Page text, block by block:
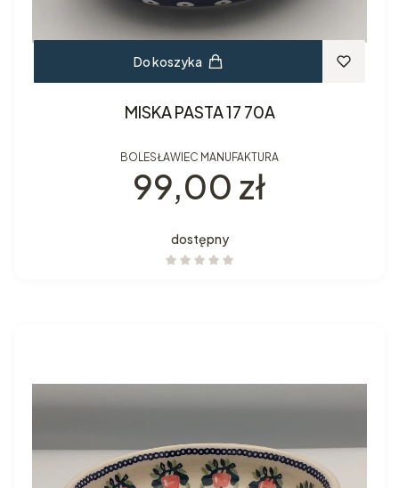
Do koszyka
MISKA PASTA 17 70A
BOLESŁAWIEC MANUFAKTURA
Cena
99,00 zł
dostępny